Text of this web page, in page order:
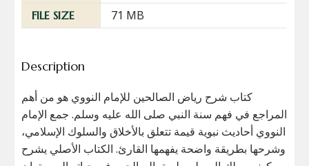
FILE SIZE 71 MB
Description
كتاب شرح رياض الصالحين للإمام النووي هو من أهم
المراجع في فهم سنة النبي صلى الله عليه وسلم. جمع الإمام
النووي أحاديث نبوية قيمة تتعلق بالأخلاق والسلوك الإسلامي،
وشرحها بطريقة واضحة يفهمها القارئ. الكتاب الأصلي يشرح